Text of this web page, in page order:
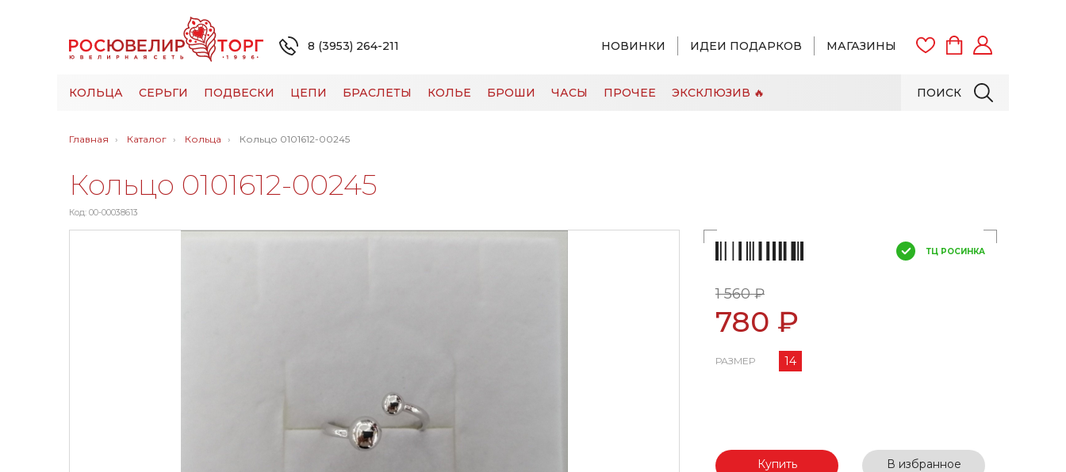
8 (3953) 264-211 НОВИНКИ ИДЕИ ПОДАРКОВ МАГАЗИНЫ
ПОИСК
КОЛЬЦА СЕРЬГИ ПОДВЕСКИ ЦЕПИ БРАСЛЕТЫ КОЛЬЕ БРОШИ ЧАСЫ ПРОЧЕЕ ЭКСКЛЮЗИВ 🔥
Главная Каталог Кольца Кольцо 0101612-00245
Кольцо 0101612-00245
Код: 00-00038613
ТЦ РОСИНКА
1 560 ₽
780 ₽
РАЗМЕР 14
Купить В избранное